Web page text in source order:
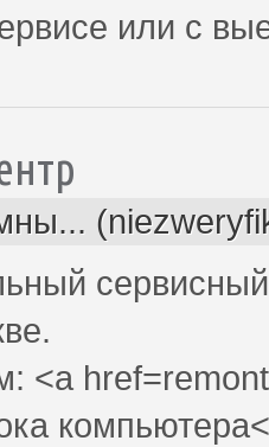
или с
<a